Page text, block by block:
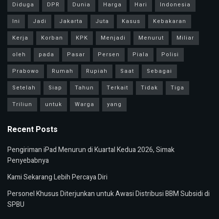
Diduga
DPR Dunia Harga Hari
Indonesia
Ini
Jadi Jakarta Juta Kasus
Kebakaran
Kerja
Korban KPK Menjadi Menurut
Miliar
oleh
pada Pasar Persen Piala
Polisi
Prabowo
Rumah Rupiah Saat
Sebagai
Setelah
Siap Tahun Terkait Tidak
Tiga
Triliun
untuk Warga yang
Recent Posts
Pengiriman iPad Menurun di Kuartal Kedua 2026, Simak
Penyebabnya
Kami Sekarang Lebih Percaya Diri
Personel Khusus Diterjunkan untuk Awasi Distribusi BBM Subsidi di
SPBU